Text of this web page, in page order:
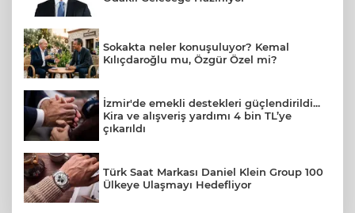
Sokakta neler konuşuluyor? Kemal
Kılıçdaroğlu mu, Özgür Özel mi?
İzmir'de emekli destekleri güçlendirildi...
Kira ve alışveriş yardımı 4 bin TL’ye
çıkarıldı
Türk Saat Markası Daniel Klein Group 100
Ülkeye Ulaşmayı Hedefliyor